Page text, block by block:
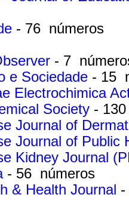
- 76 números
- 7
e Sociedade - 15
Electrochimica
Society -
Journal of
Journal of Public
Kidney Journal
- 56 números
& Health Journal -